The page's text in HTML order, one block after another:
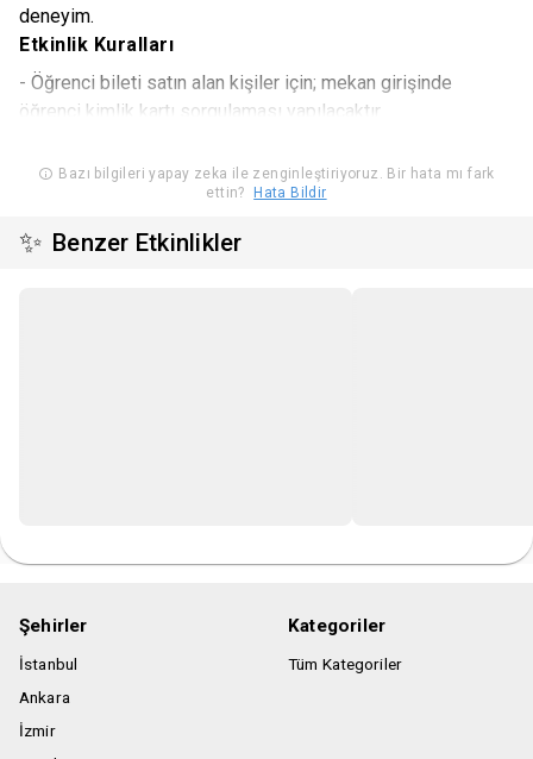
deneyim.
Etkinlik Kuralları
- Öğrenci bileti satın alan kişiler için; mekan girişinde
öğrenci kimlik kartı sorgulaması yapılacaktır.
- Organizasyon firması, bilet fiyatlarını değiştirme hakkını
Organizasyon firması etkinlik için uygun görmediği kişileri,
Bazı bilgileri yapay zeka ile zenginleştiriyoruz. Bir hata mı fark
ettin?
Hata Bildir
✨ Benzer Etkinlikler
Şehirler
İstanbul
Ankara
İzmir
Kategoriler
Tüm Kategoriler